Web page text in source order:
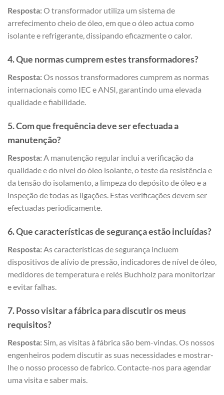
Resposta:O transformador utiliza um sistema de
arrefecimento cheio de óleo, em que o óleo actua como
isolante e refrigerante, dissipando eficazmente o calor.
4. Que normas cumprem estes transformadores?
Resposta:Os nossos transformadores cumprem as normas
internacionais como IEC e ANSI, garantindo uma elevada
qualidade e fiabilidade.
5. Com que frequência deve ser efectuada a
manutenção?
Resposta:A manutenção regular inclui a verificação da
qualidade e do nível do óleo isolante, o teste da resistência e
da tensão do isolamento, a limpeza do depósito de óleo e a
inspeção de todas as ligações. Estas verificações devem ser
efectuadas periodicamente.
6. Que características de segurança estão incluídas?
Resposta: As características de segurança incluem
dispositivos de alívio de pressão, indicadores de nível de óleo,
medidores de temperatura e relés Buchholz para monitorizar
e evitar falhas.
7. Posso visitar a fábrica para discutir os meus
requisitos?
Resposta: Sim, as visitas à fábrica são bem-vindas. Os nossos
engenheiros podem discutir as suas necessidades e mostrar-
lhe o nosso processo de fabrico. Contacte-nos para agendar
uma visita e saber mais.